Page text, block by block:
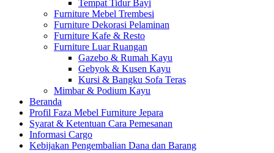
Tempat Tidur Bayi
Furniture Mebel Trembesi
Furniture Dekorasi Pelaminan
Furniture Kafe & Resto
Furniture Luar Ruangan
Gazebo & Rumah Kayu
Gebyok & Kusen Kayu
Kursi & Bangku Sofa Teras
Mimbar & Podium Kayu
Beranda
Profil Faza Mebel Furniture Jepara
Syarat & Ketentuan Cara Pemesanan
Informasi Cargo
Kebijakan Pengembalian Dana dan Barang